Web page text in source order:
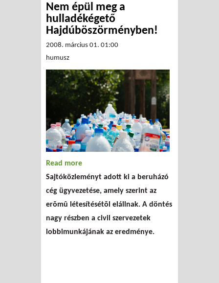
Nem épül meg a
hulladékégető
Hajdúböszörményben!
2008. március 01. 01:00
humusz
Read more
hulladékégető
Hajdúböszörményben!
Sajtóközleményt adott ki a beruházó
cég ügyvezetése, amely szerint az
erõmû létesítésétõl elállnak. A döntés
nagy részben a civil szervezetek
lobbimunkájának az eredménye.